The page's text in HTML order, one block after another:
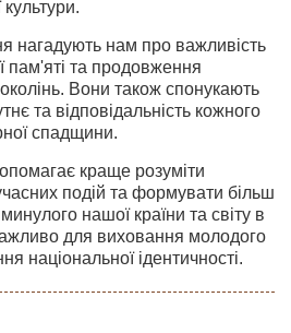
нагадують нам про важливість
пам'яті та продовження
Вони також спонукають
та відповідальність кожного
спадщини.
краще розуміти
подій та формувати більш
нашої країни та світу в
для виховання молодого
національної ідентичності.